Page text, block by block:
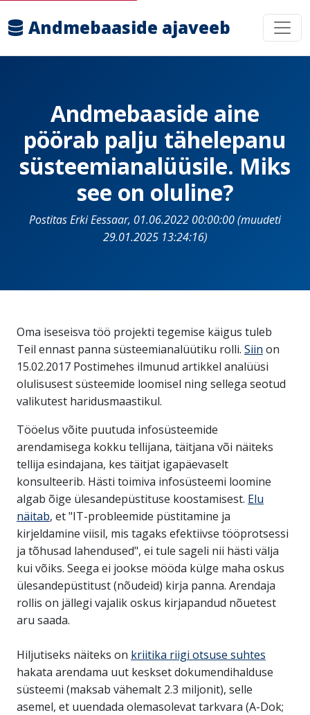
Andmebaaside ajaveeb
Andmebaaside aine
pöörab palju tähelepanu
süsteemianalüüsile. Miks
see on oluline?
Postitas Erki Eessaar, 01.06.2022 00:00:00 (muudeti
29.01.2025 13:24:16)
Oma iseseisva töö projekti tegemise käigus tuleb
Teil ennast panna süsteemianalüütiku rolli. Siin on
15.02.2017 Postimehes ilmunud artikkel analüüsi
olulisusest süsteemide loomisel ning sellega seotud
valikutest haridusmaastikul.
Tööelus võite puutuda infosüsteemide
arendamisega kokku tellijana, täitjana või näiteks
tellija esindajana, kes täitjat igapäevaselt
konsulteerib. Hästi toimiva infosüsteemi loomine
algab õige ülesandepüstituse koostamisest. Elu
näitab, et "IT-probleemide püstitamine ja
kirjeldamine viisil, mis tagaks efektiivse tööprotsessi
ja tõhusad lahendused", ei tule sageli nii hästi välja
kui võiks. Seega ei jookse mööda külge maha oskus
ülesandepüstitust (nõudeid) kirja panna. Arendaja
rollis on jällegi vajalik oskus kirjapandud nõuetest
aru saada.
Hiljutiseks näiteks on kriitika riigi otsuse suhtes
hakata arendama uut keskset dokumendihalduse
süsteemi (maksab vähemalt 2.3 miljonit), selle
asemel, et uuendada olemasolevat tarkvara (A-Dok;